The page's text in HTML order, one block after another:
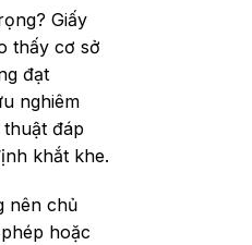
Giấy
thấy cơ sở
đạt
nghiêm
đáp
khắt khe.
nên chủ
hoặc